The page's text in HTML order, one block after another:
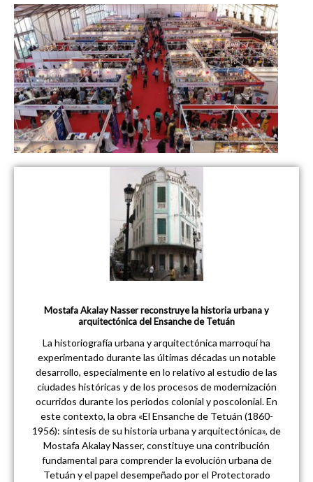
Mostafa Akalay Nasser reconstruye la historia urbana y
arquitectónica del Ensanche de Tetuán
La historiografía urbana y arquitectónica marroquí ha
experimentado durante las últimas décadas un notable
desarrollo, especialmente en lo relativo al estudio de las
ciudades históricas y de los procesos de modernización
ocurridos durante los periodos colonial y poscolonial. En
este contexto, la obra «El Ensanche de Tetuán (1860-
1956): síntesis de su historia urbana y arquitectónica», de
Mostafa Akalay Nasser, constituye una contribución
fundamental para comprender la evolución urbana de
Tetuán y el papel desempeñado por el Protectorado